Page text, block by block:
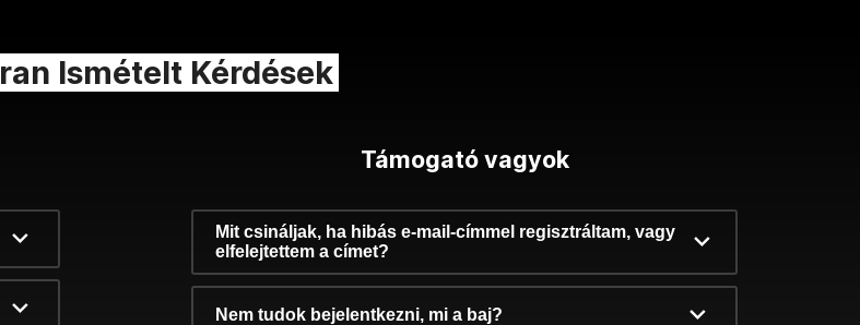
Ismételt Kérdések
Támogató vagyok
Mit csináljak, ha hibás e-mail-címmel regisztráltam, vagy
elfelejtettem a címet?
Nem tudok bejelentkezni, mi a baj?